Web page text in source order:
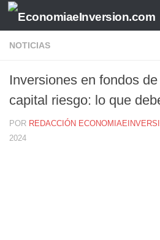
Saltar al contenido
NOTICIAS
Inversiones en fondos
capital riesgo: lo que
POR REDACCIÓN
2024